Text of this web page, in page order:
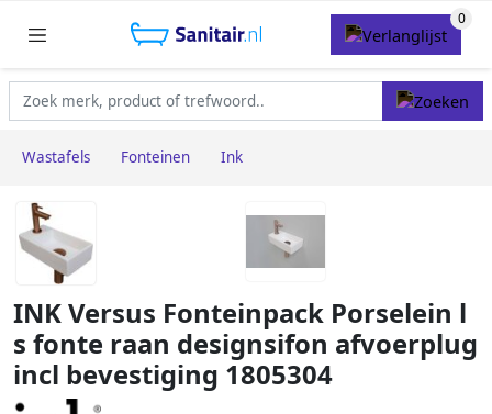
Wastafels Fonteinen Ink
INK Versus Fonteinpack Porselein l
s fonte raan designsifon afvoerplug
incl bevestiging 1805304